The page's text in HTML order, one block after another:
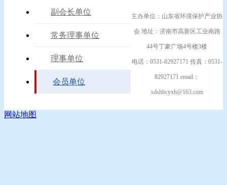
副会长单位
常务理事单位
理事单位
会员单位
主办单位：山东省环境保护产业协
会 地址：济南市高新区工业南路
44号丁豪广场4号楼3楼
电话：0531-82927171 传真：0531-
82927171 email：
sdshbcyxh@163.com
网站地图